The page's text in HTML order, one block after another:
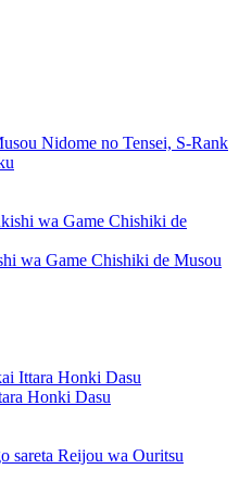
Nidome no Tensei, S-Rank
wa Game Chishiki de Musou
Honki Dasu